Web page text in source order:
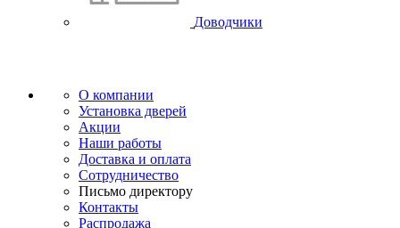
Доводчики
О компании
Установка дверей
Акции
Наши работы
Доставка и оплата
Сотрудничество
Письмо директору
Контакты
Распродажа